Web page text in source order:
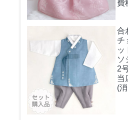
費
合
チ
ッ
ソ
2
当
(